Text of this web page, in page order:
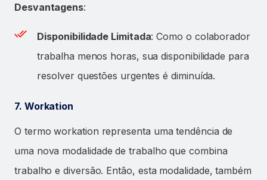
Desvantagens:
Disponibilidade Limitada: Como o colaborador
trabalha menos horas, sua disponibilidade para
resolver questões urgentes é diminuída.
7. Workation
O termo workation representa uma tendência de
uma nova modalidade de trabalho que combina
trabalho e diversão. Então, esta modalidade, também